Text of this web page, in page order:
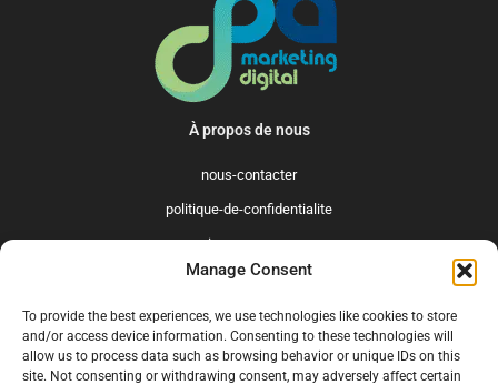
Manage Consent
To provide the best experiences, we use technologies like cookies to store
and/or access device information. Consenting to these technologies will
allow us to process data such as browsing behavior or unique IDs on this
site. Not consenting or withdrawing consent, may adversely affect certain
À propos de nous
nous-contacter
politique-de-confidentialite
qui-sommes-nous
US GB FR IT ES NL AU BR CA